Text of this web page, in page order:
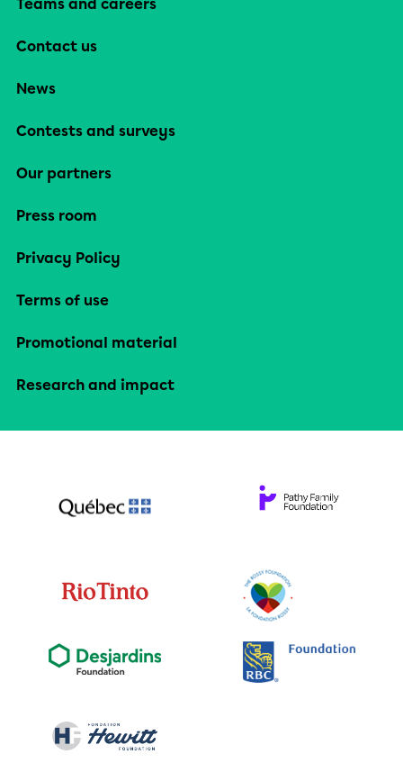
Teams and careers
Contact us
News
Contests and surveys
Our partners
Press room
Privacy Policy
Terms of use
Promotional material
Research and impact